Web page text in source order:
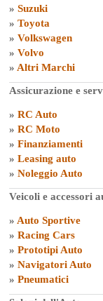
» Suzuki
» Toyota
» Volkswagen
» Volvo
» Altri Marchi
Assicurazione e
» RC Auto
» RC Moto
» Finanziamenti
» Leasing auto
» Noleggio Auto
Veicoli e accessori
» Auto Sportive
» Racing Cars
» Prototipi Auto
» Navigatori Auto
» Pneumatici